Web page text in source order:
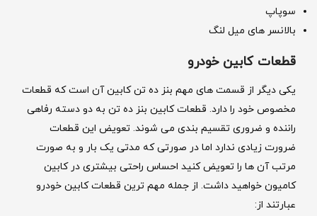
سوپاپ
بالانسر های میل لنگ
قطعات کابین خودرو
یکی دیگر از قسمت های مهم بنز ده تن کابین آن است که قطعات
مخصوص خود را دارد. قطعات کابین بنز ده تن به دو دسته رفاهی
راننده و ضروری تقسیم بندی می شوند. تعویض این قطعات
ضرورت زیادی ندارد اما در صورتی که مدتی یک بار و به صورت
مرتب آن ها را تعویض کنید احساس راحتی بیشتری در کابین
کامیون خواهید داشت. از جمله مهم ترین قطعات کابین خودرو
عبارتند از: